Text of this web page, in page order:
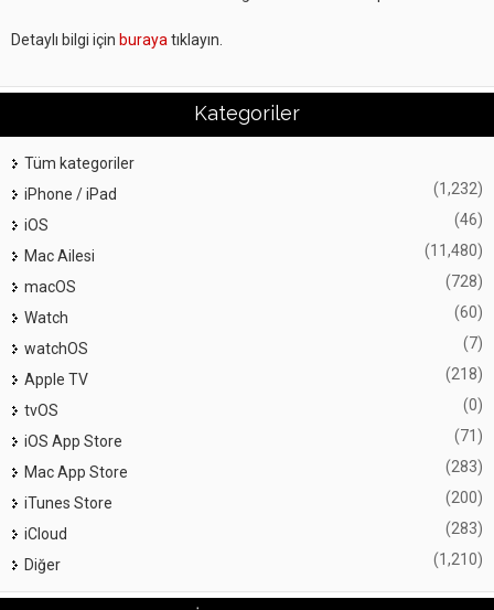
Detaylı bilgi için buraya tıklayın.
Kategoriler
Tüm kategoriler
iPhone / iPad
(1,232)
iOS (46)
Mac Ailesi (11,480)
macOS (728)
Watch (60)
watchOS (7)
Apple TV (218)
tvOS (0)
iOS App Store (71)
Mac App Store (283)
iTunes Store (200)
iCloud (283)
Diğer (1,210)